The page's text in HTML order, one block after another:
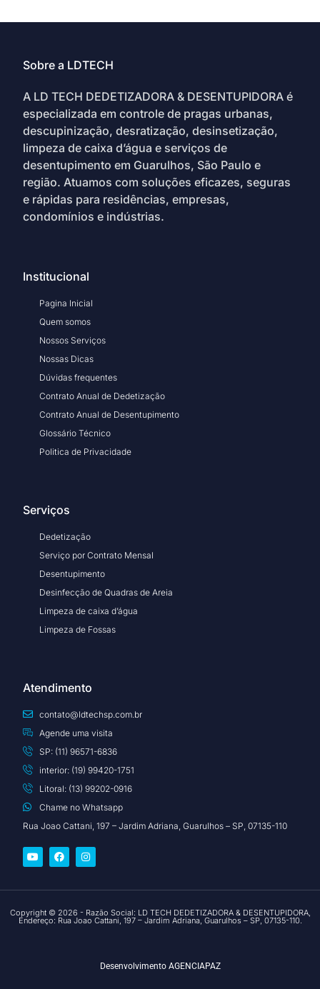
Sobre a LDTECH
A LD TECH DEDETIZADORA & DESENTUPIDORA é
especializada em controle de pragas urbanas,
descupinização, desratização, desinsetização,
limpeza de caixa d’água e serviços de
desentupimento em Guarulhos, São Paulo e
região. Atuamos com soluções eficazes, seguras
e rápidas para residências, empresas,
condomínios e indústrias.
Institucional
Pagina Inicial
Quem somos
Nossos Serviços
Nossas Dicas
Dúvidas frequentes
Contrato Anual de Dedetização
Contrato Anual de Desentupimento
Glossário Técnico
Politica de Privacidade
Serviços
Dedetização
Serviço por Contrato Mensal
Desentupimento
Desinfecção de Quadras de Areia
Limpeza de caixa d’água
Limpeza de Fossas
Atendimento
contato@ldtechsp.com.br
Agende uma visita
SP: (11) 96571-6836
interior: (19) 99420-1751
Litoral: (13) 99202-0916
Chame no Whatsapp
Rua Joao Cattani, 197 – Jardim Adriana, Guarulhos – SP, 07135-110
Copyright © 2026 - Razão Social: LD TECH DEDETIZADORA & DESENTUPIDORA,
Endereço: Rua Joao Cattani, 197 – Jardim Adriana, Guarulhos – SP, 07135-110.
Desenvolvimento AGENCIAPAZ